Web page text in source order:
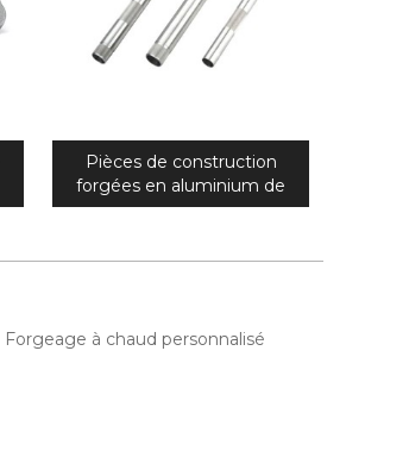
Pièces de construction
forgées en aluminium de
haute précision sur mesure
gisement de pétrole
Forgeage à chaud personnalisé